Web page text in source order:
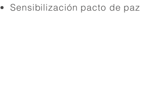
Sensibilización pacto de paz